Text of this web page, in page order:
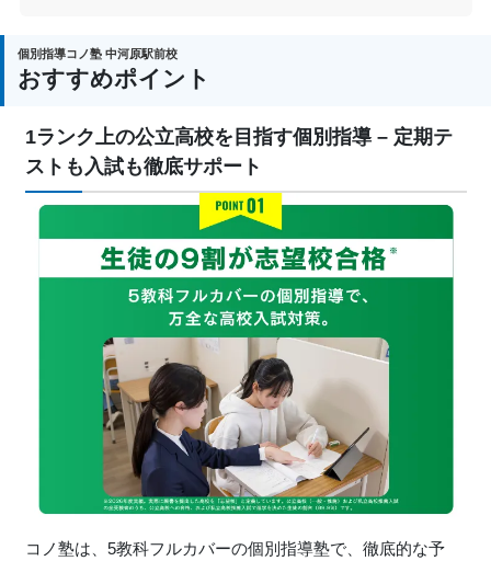
個別指導コノ塾 中河原駅前校
おすすめポイント
1ランク上の公立高校を目指す個別指導 – 定期テ
ストも入試も徹底サポート
コノ塾は、5教科フルカバーの個別指導塾で、徹底的な予